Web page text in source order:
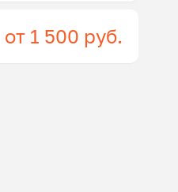
от 1 500 руб.